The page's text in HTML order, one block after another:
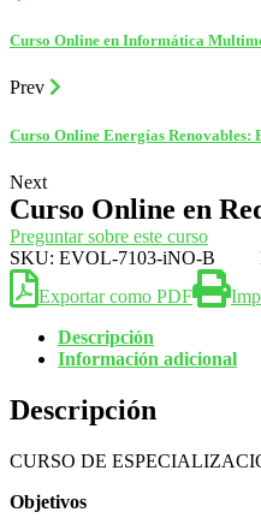
Curso Online en Informática
Prev
Curso Online Energías Renovables:
Next
Curso Online en
Preguntar sobre este curso
SKU: EVOL-7103-iNO-B
Exportar como PDF
Descripción
Información adicional
Descripción
CURSO DE
Objetivos